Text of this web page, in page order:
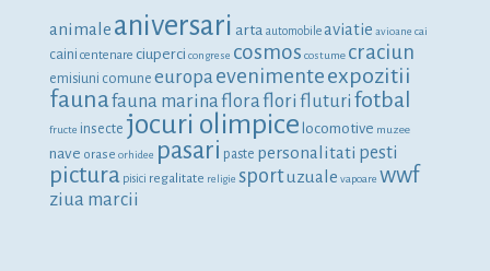
animale aniversari arta automobile aviatie avioane cai
caini centenare ciuperci congrese cosmos costume craciun
emisiuni comune europaevenimenteexpozitii
faunafauna marinafloraflori fluturi fotbal
fructe insecte jocuri olimpice locomotive muzee
nave orase orhidee pasari paste personalitati pesti
pictura pisici regalitate religie sportuzuale vapoare wwf
ziua marcii